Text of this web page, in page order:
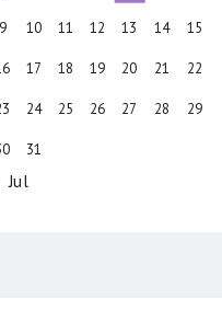
9 10 11 12 13 14 15
17 18 19 20 21 22
24 25 26 27 28 29
31
« Jul